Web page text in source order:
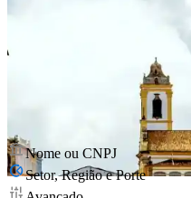
Nome ou CNPJ
Setor, Região e Porte